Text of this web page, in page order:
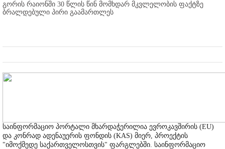
გორის რაიონში 30 წლის წინ მომხდარ მკვლელობის ფაქტზე
ბრალდებული პირი გაამართლეს
საინფორმაციო პორტალი მხარდაჭერილია ევროკავშირის (EU)
და კონრად ადენაუერის ფონდის (KAS) მიერ, პროექტის
"იმოქმედე საქართველოსთვის" ფარგლებში. საინფორმაციო